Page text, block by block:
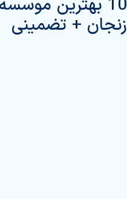
10 بهترین
زنجان + تضمینی